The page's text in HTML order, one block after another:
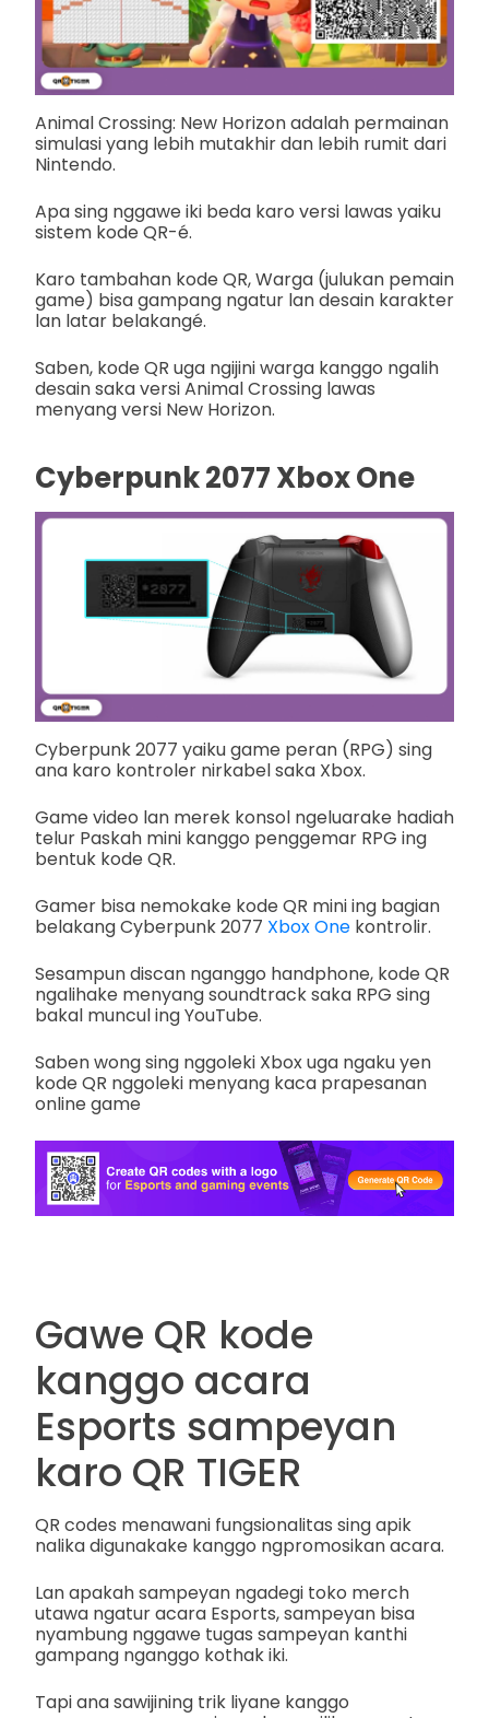
Animal Crossing: New Horizon adalah permainan
simulasi yang lebih mutakhir dan lebih rumit dari
Nintendo.
Apa sing nggawe iki beda karo versi lawas yaiku
sistem kode QR-é.
Karo tambahan kode QR, Warga (julukan pemain
game) bisa gampang ngatur lan desain karakter
lan latar belakangé.
Saben, kode QR uga ngijini warga kanggo ngalih
desain saka versi Animal Crossing lawas
menyang versi New Horizon.
Cyberpunk 2077 Xbox One
Cyberpunk 2077 yaiku game peran (RPG) sing
ana karo kontroler nirkabel saka Xbox.
Game video lan merek konsol ngeluarake hadiah
telur Paskah mini kanggo penggemar RPG ing
bentuk kode QR.
Gamer bisa nemokake kode QR mini ing bagian
belakang Cyberpunk 2077 Xbox One kontrolir.
Sesampun discan nganggo handphone, kode QR
ngalihake menyang soundtrack saka RPG sing
bakal muncul ing YouTube.
Saben wong sing nggoleki Xbox uga ngaku yen
kode QR nggoleki menyang kaca prapesanan
online game
Gawe QR kode
kanggo acara
Esports sampeyan
karo QR TIGER
QR codes menawani fungsionalitas sing apik
nalika digunakake kanggo ngpromosikan acara.
Lan apakah sampeyan ngadegi toko merch
utawa ngatur acara Esports, sampeyan bisa
nyambung nggawe tugas sampeyan kanthi
gampang nganggo kothak iki.
Tapi ana sawijining trik liyane kanggo